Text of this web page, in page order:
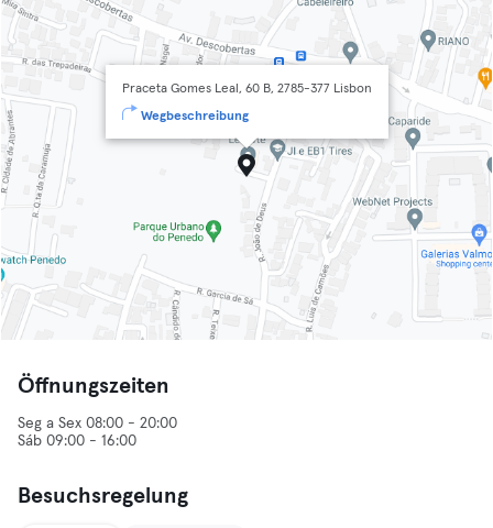
Praceta Gomes Leal, 60 B, 2785-377 Lisbon
Wegbeschreibung
Öffnungszeiten
Seg a Sex 08:00 - 20:00
Sáb 09:00 - 16:00
Besuchsregelung